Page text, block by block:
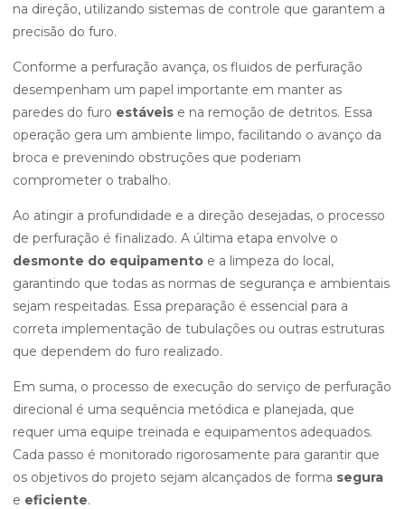
na direção, utilizando sistemas de controle que garantem a
precisão do furo.
Conforme a perfuração avança, os fluidos de perfuração
desempenham um papel importante em manter as
paredes do furo estáveis e na remoção de detritos. Essa
operação gera um ambiente limpo, facilitando o avanço da
broca e prevenindo obstruções que poderiam
comprometer o trabalho.
Ao atingir a profundidade e a direção desejadas, o processo
de perfuração é finalizado. A última etapa envolve o
desmonte do equipamento e a limpeza do local,
garantindo que todas as normas de segurança e ambientais
sejam respeitadas. Essa preparação é essencial para a
correta implementação de tubulações ou outras estruturas
que dependem do furo realizado.
Em suma, o processo de execução do serviço de perfuração
direcional é uma sequência metódica e planejada, que
requer uma equipe treinada e equipamentos adequados.
Cada passo é monitorado rigorosamente para garantir que
os objetivos do projeto sejam alcançados de forma segura
e eficiente.